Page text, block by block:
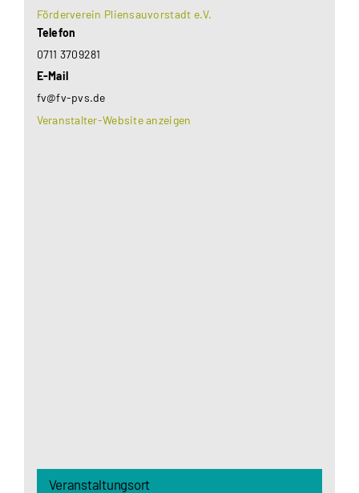
Förderverein Pliensauvorstadt e.V.
Telefon
0711 3709281
E-Mail
fv@fv-pvs.de
Veranstalter-Website anzeigen
Veranstaltungsort